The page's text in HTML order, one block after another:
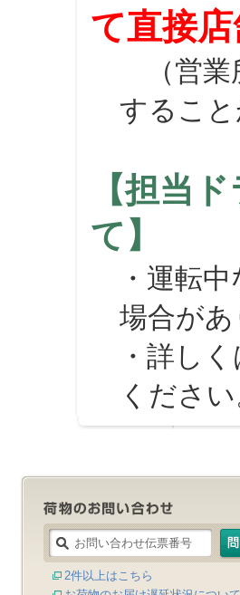
て直接
（営業
するこ
【担当
て】
・運転中
場合があ
・詳しく
ください
2件以上はこちら